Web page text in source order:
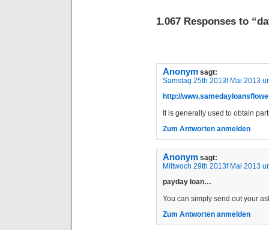
1.067 Responses to
Anonym sagt:
Samstag 25th 2013f Mai 2013
http://
It is generally used to obtain
Zum Antworten anmelden
Anonym sagt:
Mittwoch 29th 2013f Mai 2013
payday loan…
You can simply send out your
Zum Antworten anmelden